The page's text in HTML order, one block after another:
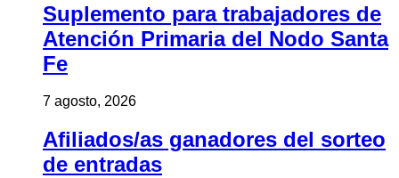
Suplemento para trabajadores de
Atención Primaria del Nodo Santa
Fe
7 agosto, 2026
Afiliados/as ganadores del sorteo
de entradas